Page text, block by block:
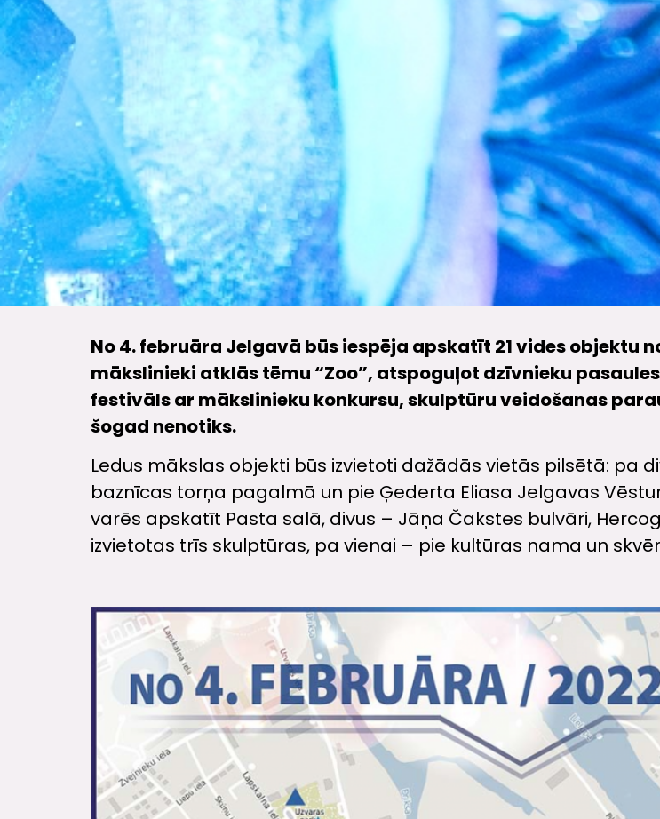
No 4. februāra Jelgavā būs iespēja apskatīt 21 vides objektu
mākslinieki atklās tēmu “Zoo”, atspoguļot dzīvnieku
festivāls ar mākslinieku konkursu, skulptūru veidošanas
šogad nenotiks.
Ledus mākslas objekti būs izvietoti dažādās vietās pilsētā: pa
baznīcas torņa pagalmā un pie Ģederta Eliasa Jelgavas
varēs apskatīt Pasta salā, divus – Jāņa Čakstes bulvāri,
izvietotas trīs skulptūras, pa vienai – pie kultūras nama un